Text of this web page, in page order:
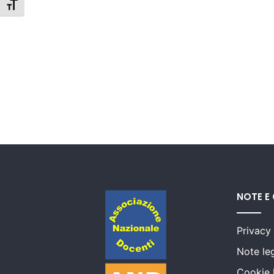
Attiva/disattiva dimensione testo
NOTE
Privacy
Note